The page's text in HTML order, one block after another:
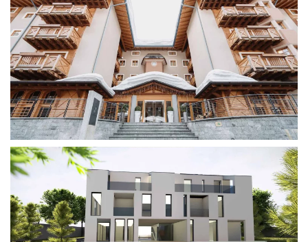
A Madonna di Campiglio l’architettura alpina in questo
hotel si fonde con l’architettura contemporanea per
offrire al cliente il comfort di un hotel a quattro stelle.
La demolizione del vecchio edificio ha lasciato spazio
all’espressione di un’architettura contemporanea per
una residenza di vacanza costituita da appartamenti di
varia metratura circondati da spazi verdi e